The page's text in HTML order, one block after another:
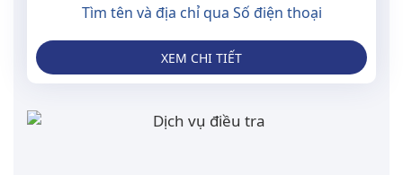
Tìm tên và địa chỉ qua Số điện thoại
XEM CHI TIẾT